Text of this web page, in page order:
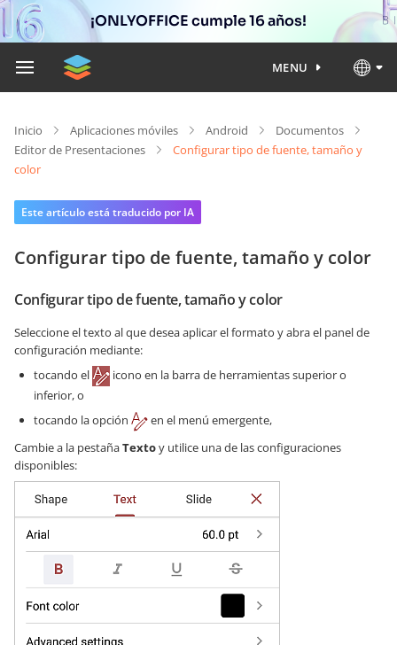
¡ONLYOFFICE cumple 16 años!
MENU
Inicio Aplicaciones móviles Android
Documentos
Editor de Presentaciones
Configurar tipo de fuente, tamaño y
color
Este artículo está traducido por IA
Configurar tipo de fuente, tamaño y color
Configurar tipo de fuente, tamaño y color
Seleccione el texto al que desea aplicar el formato y abra el panel de
configuración mediante:
tocando el
icono en la barra de herramientas superior o
inferior, o
tocando la opción
en el menú emergente,
Cambie a la pestañaTextoy utilice una de las configuraciones
disponibles: